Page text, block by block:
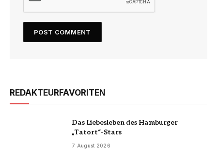
REDAKTEURFAVORITEN
Das Liebesleben des Hamburger
„Tatort“-Stars
7 August 2026